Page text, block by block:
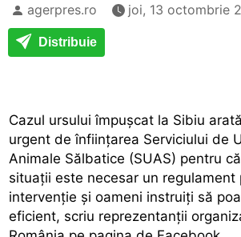
agerpres.ro joi, 13 octombrie
Distribuie
Cazul ursului împușcat la Sibiu
urgent de înființarea Serviciului de
Animale Sălbatice (SUAS) pentru
situații este necesar un regulament
intervenție și oameni instruiți să
eficient, scriu reprezentanții